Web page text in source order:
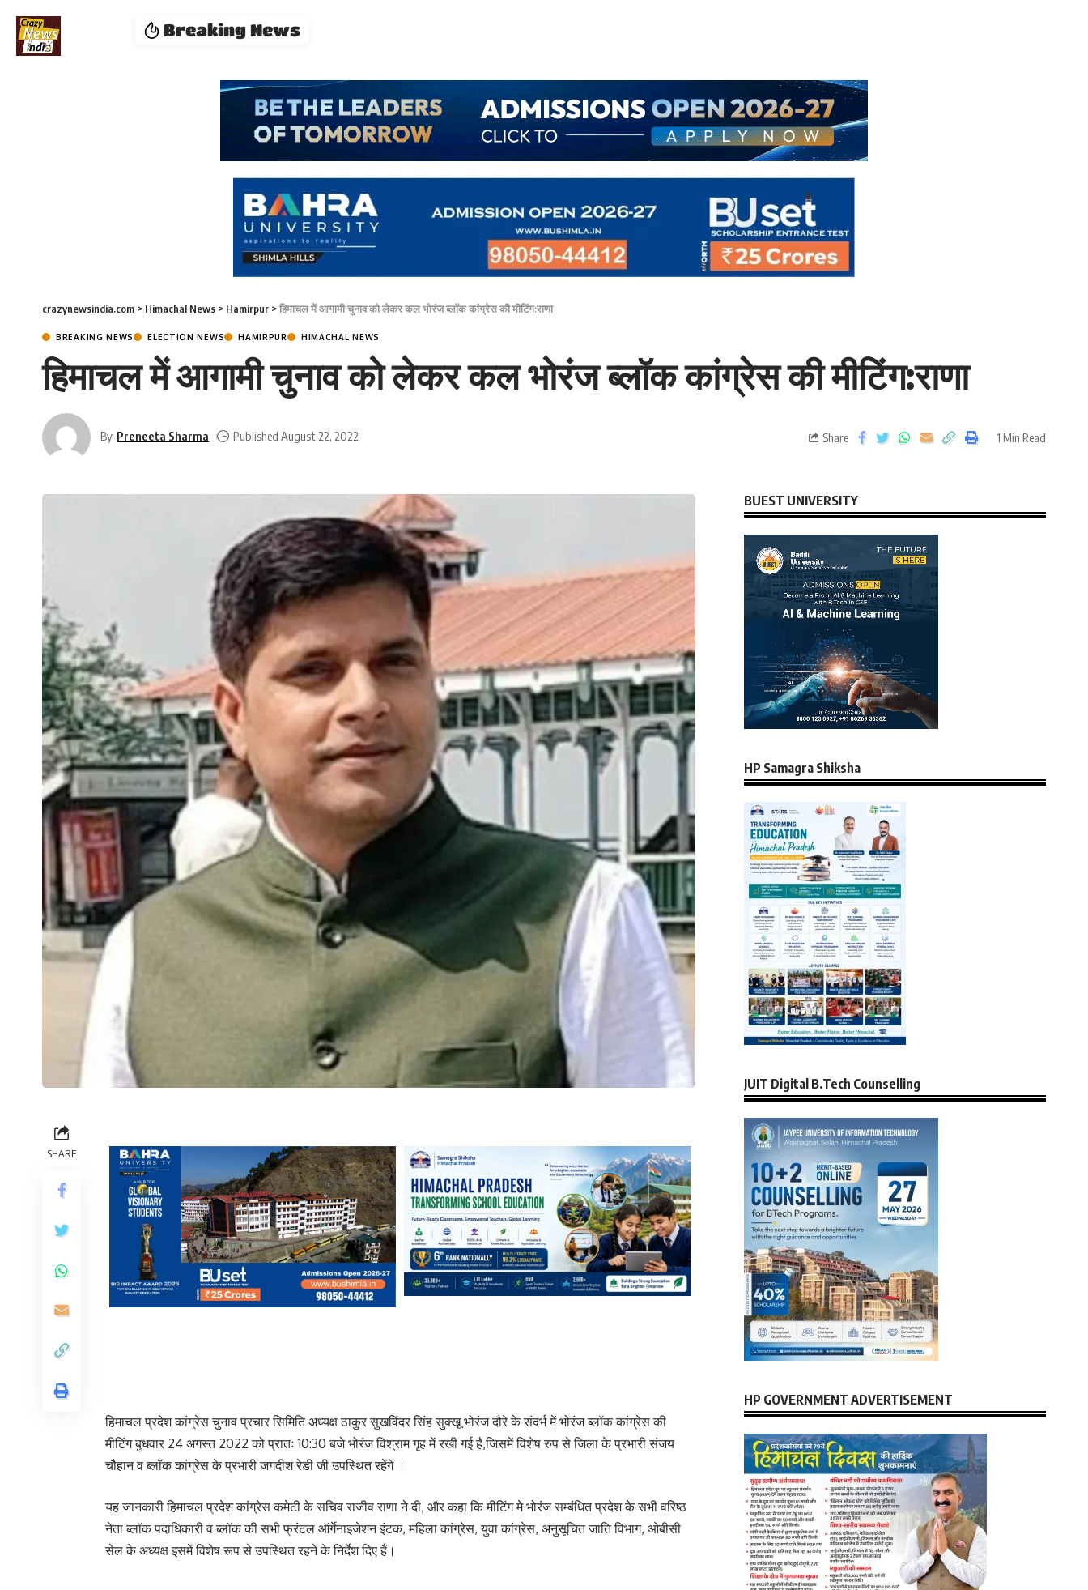
Breaking News
crazynewsindia.com > Himachal News > Hamirpur >हिमाचल में आगामी चुनाव को लेकर कल भोरंज ब्लॉक कांग्रेस की मीटिंग:राणा
BREAKING NEWS ELECTION NEWS HAMIRPUR HIMACHAL NEWS
हिमाचल में आगामी चुनाव को लेकर कल भोरंज ब्लॉक कांग्रेस की मीटिंग:राणा
By Preneeta Sharma Published August 22, 2022 Share 1 Min Read
SHARE
हिमाचल प्रदेश कांग्रेस चुनाव प्रचार सिमिति अध्यक्ष ठाकुर सुखविंदर सिंह सुक्खू भोरंज दौरे के संदर्भ में भोरंज ब्लॉक कांग्रेस की
मीटिंग बुधवार 24 अगस्त 2022 को प्रातः 10:30 बजे भोरंज विश्राम गृह में रखी गई है,जिसमें विशेष रुप से जिला के प्रभारी संजय
चौहान व ब्लॉक कांग्रेस के प्रभारी जगदीश रेडी जी उपस्थित रहेंगे ।
यह जानकारी हिमाचल प्रदेश कांग्रेस कमेटी के सचिव राजीव राणा ने दी, और कहा कि मीटिंग मे भोरंज सम्बंधित प्रदेश के सभी वरिष्ठ
नेता ब्लॉक पदाधिकारी व ब्लॉक की सभी फ्रंटल ऑर्गेनाइजेशन इंटक, महिला कांग्रेस, युवा कांग्रेस, अनुसूचित जाति विभाग, ओबीसी
सेल के अध्यक्ष इसमें विशेष रूप से उपस्थित रहने के निर्देश दिए हैं।
BUEST UNIVERSITY
HP Samagra Shiksha
JUIT Digital B.Tech Counselling
HP GOVERNMENT ADVERTISEMENT